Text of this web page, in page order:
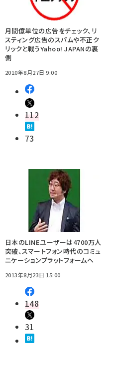
月間億単位の広告をチェック、リ
スティング広告のスパムや不正ク
リックと戦うYahoo! JAPANの裏
側
2010年8月27日 9:00
112
73
日本のLINEユーザーは4700万人
突破、スマートフォン時代のコミュ
ニケーションプラットフォームへ
2013年8月23日 15:00
148
31